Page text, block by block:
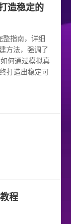
造稳定的
指南，详细
方法，强调了
何通过模拟真
打造出稳定可
程